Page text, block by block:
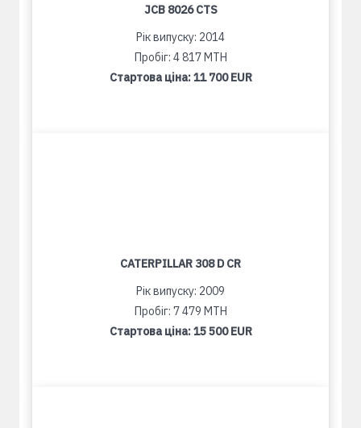
JCB 8026 CTS
Рік випуску: 2014
Пробіг: 4 817 MTH
Стартова ціна:11 700 EUR
CATERPILLAR 308 D CR
Рік випуску: 2009
Пробіг: 7 479 MTH
Стартова ціна:15 500 EUR